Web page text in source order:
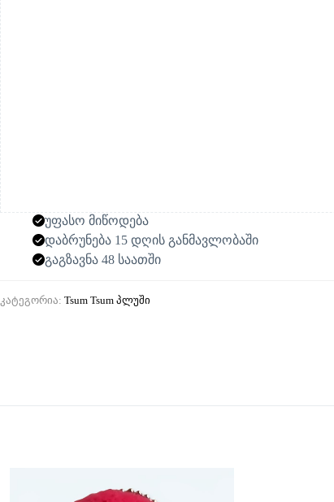
უფასო მიწოდება
დაბრუნება 15 დღის განმავლობაში
გაგზავნა 48 საათში
კატეგორია: Tsum Tsum პლუში